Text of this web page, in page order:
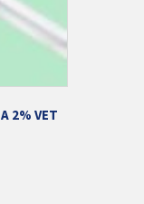
2% VET